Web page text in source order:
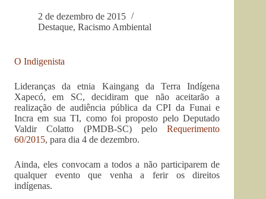
2 de dezembro de 2015
Destaque, Racismo Ambiental
O Indigenista
Lideranças da etnia Kaingang da Terra Indígena
Xapecó, em SC, decidiram que não aceitarão a
realização de audiência pública da CPI da Funai e
Incra em sua TI, como foi proposto pelo Deputado
Valdir Colatto (PMDB-SC) peloRequerimento
60/2015, para dia 4 de dezembro.
Ainda, eles convocam a todos a não participarem de
qualquer evento que venha a ferir os direitos
indígenas.